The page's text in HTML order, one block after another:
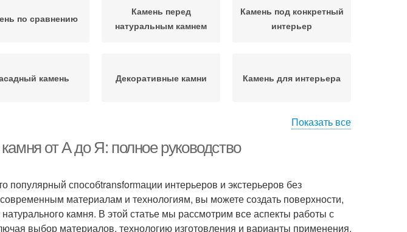
по сравнению
Камень перед
натуральным камнем
Камень под конкретный
интерьер
камень Декоративные камни Камень для интерьера
Показать все
от А до Я: полное руководство
популярный способtransformации интерьеров и экстерьеров без
материалам и технологиям, вы можете создать поверхности,
камня. В этой статье мы рассмотрим все аспекты работы с
выбор материалов, технологию изготовления и варианты применения.